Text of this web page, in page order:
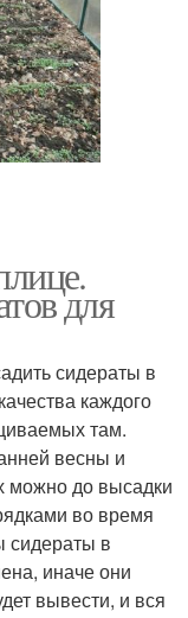
для
сидераты в
каждого
там.
весны и
можно до высадки
во время
сидераты в
иначе они
вывести, и вся